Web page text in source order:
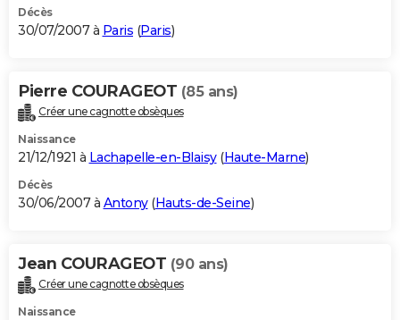
Décès
30/07/2007 à Paris (Paris)
Pierre COURAGEOT (85 ans)
Créer une cagnotte obsèques
Naissance
21/12/1921 à Lachapelle-en-Blaisy(Haute-Marne)
Décès
30/06/2007 à Antony(Hauts-de-Seine)
Jean COURAGEOT (90 ans)
Créer une cagnotte obsèques
Naissance